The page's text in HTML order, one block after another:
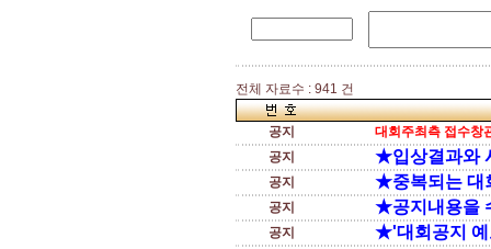
전체 자료수 : 941 건
공지
대회주최측 접수창
공지
★입상결과와
공지 ★중복되는 대
공지 ★공지내용을
공지 ★'대회공지 예